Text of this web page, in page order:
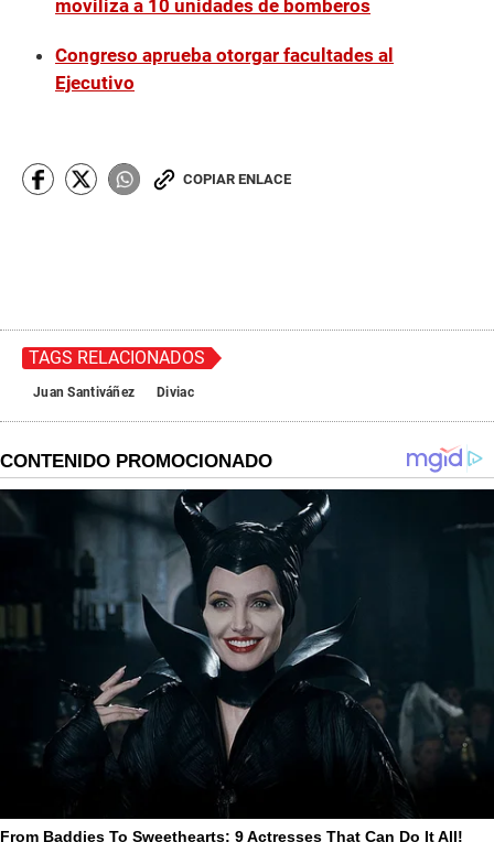
moviliza a 10 unidades de bomberos
Congreso aprueba otorgar facultades al
Ejecutivo
COPIAR ENLACE
TAGS RELACIONADOS
Juan Santiváñez Diviac